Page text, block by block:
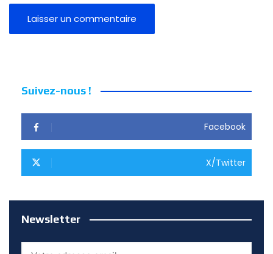
Suivez-nous !
Facebook
X/Twitter
Newsletter